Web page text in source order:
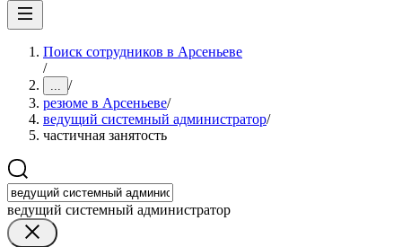
Поиск сотрудников в Арсеньеве
/
... /
резюме в Арсеньеве/
ведущий системный администратор/
частичная занятость
ведущий системный администратор